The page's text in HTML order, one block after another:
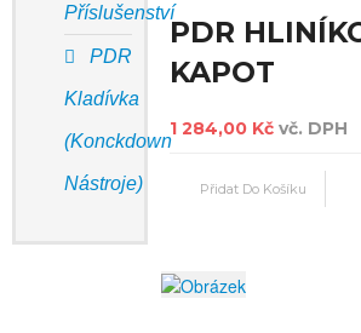
Příslušenství
PDR
Kladívka
(Konckdown
Nástroje)
PDR
KAPOT
1 284,00 Kč vč. DPH